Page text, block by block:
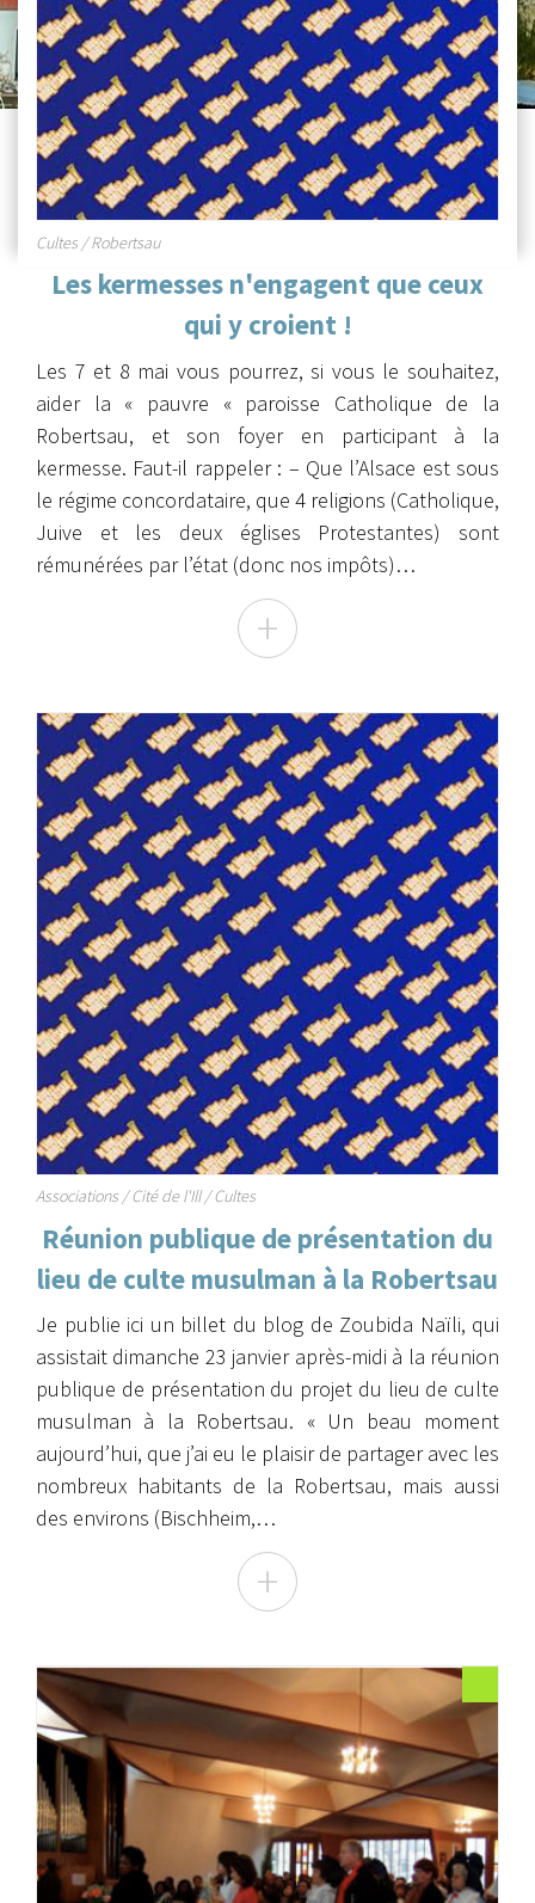
Cultes / Robertsau
Les kermesses n'engagent que ceux
qui y croient !
Les 7 et 8 mai vous pourrez, si vous le souhaitez,
aider la « pauvre « paroisse Catholique de la
Robertsau, et son foyer en participant à la
kermesse. Faut-il rappeler : – Que l’Alsace est sous
le régime concordataire, que 4 religions (Catholique,
Juive et les deux églises Protestantes) sont
rémunérées par l’état (donc nos impôts)…
+
Associations / Cité de l'Ill / Cultes
Réunion publique de présentation du
lieu de culte musulman à la Robertsau
Je publie ici un billet du blog de Zoubida Naïli, qui
assistait dimanche 23 janvier après-midi à la réunion
publique de présentation du projet du lieu de culte
musulman à la Robertsau. « Un beau moment
aujourd’hui, que j’ai eu le plaisir de partager avec les
nombreux habitants de la Robertsau, mais aussi
des environs (Bischheim,…
+